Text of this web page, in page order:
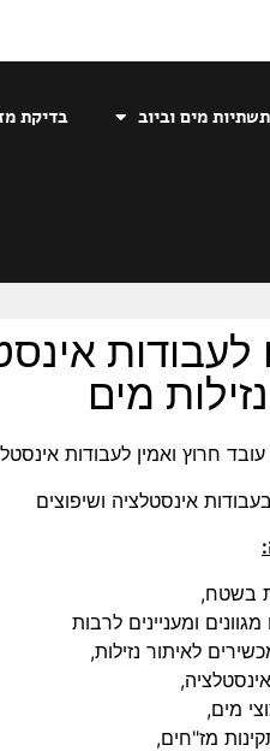
תשתיות מים וביוב בדיקת
לעבודות
מים
חרוץ ואמין לעבודות
אינסטלציה ושיפוצים
בשטח,
ומעניינים לרבות
לאיתור נזילות,
מים,
מז"חים,